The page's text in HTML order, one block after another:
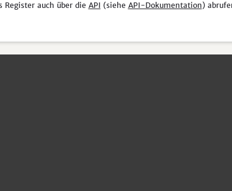
Register auch über die API (siehe API-Dokumentation)